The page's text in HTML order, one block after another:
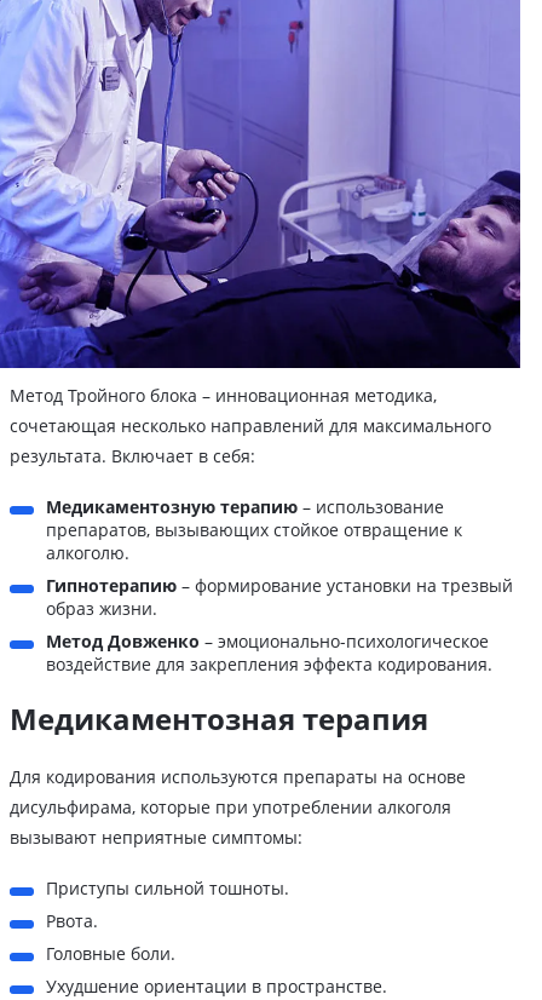
Метод Тройного блока – инновационная методика,
сочетающая несколько направлений для максимального
результата. Включает в себя:
Медикаментозную терапию – использование
препаратов, вызывающих стойкое отвращение к
алкоголю.
Гипнотерапию – формирование установки на трезвый
образ жизни.
Метод Довженко – эмоционально-психологическое
воздействие для закрепления эффекта кодирования.
Медикаментозная терапия
Для кодирования используются препараты на основе
дисульфирама, которые при употреблении алкоголя
вызывают неприятные симптомы:
Приступы сильной тошноты.
Рвота.
Головные боли.
Ухудшение ориентации в пространстве.